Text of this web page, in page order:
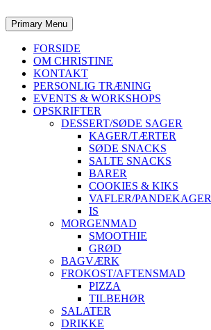
Primary Menu
FORSIDE
OM CHRISTINE
KONTAKT
PERSONLIG TRÆNING
EVENTS & WORKSHOPS
OPSKRIFTER
DESSERT/SØDE SAGER
KAGER/TÆRTER
SØDE SNACKS
SALTE SNACKS
BARER
COOKIES & KIKS
VAFLER/PANDEKAGER
IS
MORGENMAD
SMOOTHIE
GRØD
BAGVÆRK
FROKOST/AFTENSMAD
PIZZA
TILBEHØR
SALATER
DRIKKE